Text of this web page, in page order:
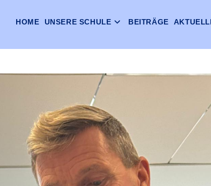
HOME UNSERE SCHULE BEITRÄGE